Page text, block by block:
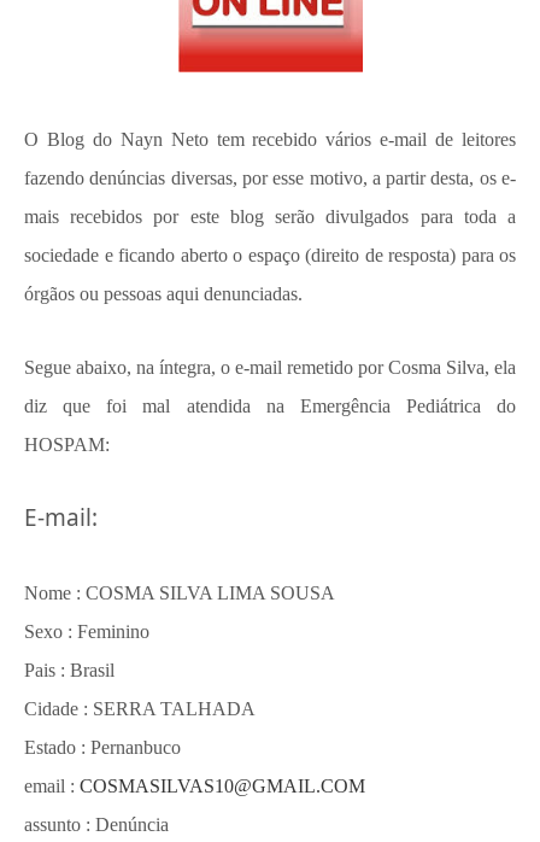
O Blog do Nayn Neto tem recebido vários e-mail de leitores
fazendo denúncias diversas, por esse motivo, a partir desta, os e-
mais recebidos por este blog serão divulgados para toda a
sociedade e ficando aberto o espaço (direito de resposta) para os
órgãos ou pessoas aqui denunciadas.
Segue abaixo, na íntegra, o e-mail remetido por Cosma Silva, ela
diz que foi mal atendida na Emergência Pediátrica do
HOSPAM:
E-mail:
Nome : COSMA SILVA LIMA SOUSA
Sexo : Feminino
Pais : Brasil
Cidade : SERRA TALHADA
Estado : Pernanbuco
email : COSMASILVAS10@GMAIL.COM
assunto : Denúncia